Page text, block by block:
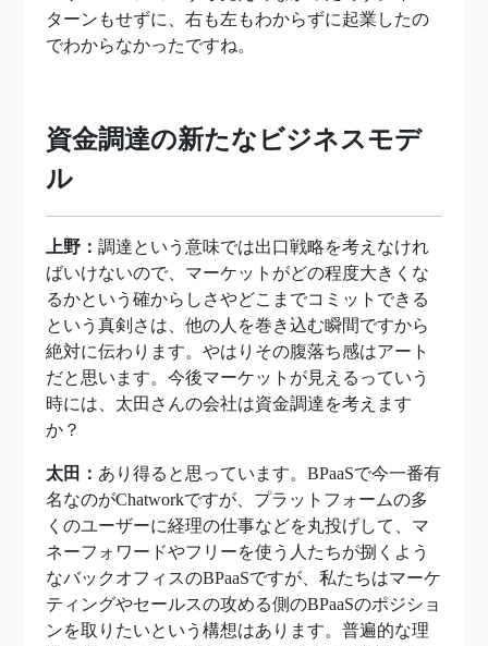
ターンもせずに、右も左もわからずに起業したの
でわからなかったですね。
資金調達の新たなビジネスモデ
ル
上野： 調達という意味では出口戦略を考えなけれ
ばいけないので、マーケットがどの程度大きくな
るかという確からしさやどこまでコミットできる
という真剣さは、他の人を巻き込む瞬間ですから
絶対に伝わります。やはりその腹落ち感はアート
だと思います。今後マーケットが見えるっていう
時には、太田さんの会社は資金調達を考えます
か？
太田： あり得ると思っています。BPaaSで今一番有
名なのがChatworkですが、プラットフォームの多
くのユーザーに経理の仕事などを丸投げして、マ
ネーフォワードやフリーを使う人たちが捌くよう
なバックオフィスのBPaaSですが、私たちはマーケ
ティングやセールスの攻める側のBPaaSのポジショ
ンを取りたいという構想はあります。普遍的な理